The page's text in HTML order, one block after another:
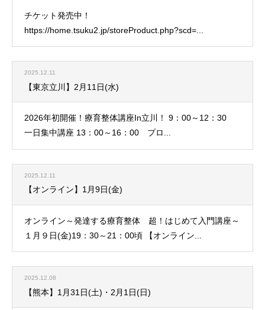
チケット発売中！
https://home.tsuku2.jp/storeProduct.php?scd=...
2025.12.11
【東京立川】2月11日(水)
2026年初開催！療育整体講座In立川！ 9：00～12：30
一日集中講座 13：00～16：00 プロ...
2025.12.11
【オンライン】1月9日(金)
オンライン～発達する療育整体 超！はじめて入門講座～
１月９日(金)19：30～21：00頃 【オンライン...
2025.12.08
【熊本】1月31日(土)・2月1日(日)